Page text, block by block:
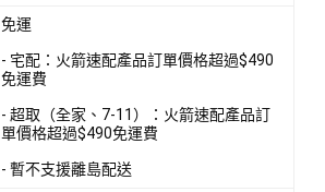
免運
- 宅配：火箭速配產品訂單價格超過$490
免運費
- 超取（全家、7-11）：火箭速配產品訂
單價格超過$490免運費
- 暫不支援離島配送